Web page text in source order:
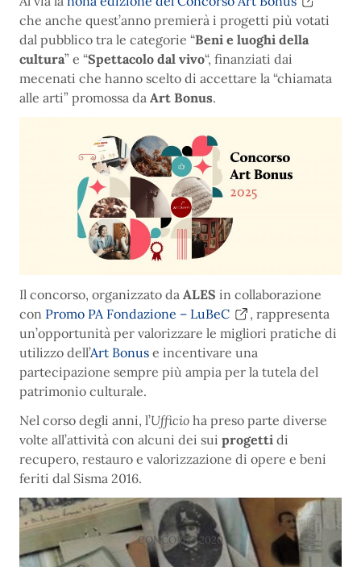
che anche quest’anno premierà i progetti più votati
dal pubblico tra le categorie “Beni e luoghi della
cultura” e “Spettacolo dal vivo“, finanziati dai
mecenati che hanno scelto di accettare la “chiamata
alle arti” promossa da Art Bonus.
Il concorso, organizzato da ALES in collaborazione
con Promo PA Fondazione – LuBeC
, rappresenta
un’opportunità per valorizzare le migliori pratiche di
utilizzo dell’Art Bonus e incentivare una
partecipazione sempre più ampia per la tutela del
patrimonio culturale.
Nel corso degli anni, l’Ufficio ha preso parte diverse
volte all’attività con alcuni dei sui progetti di
recupero, restauro e valorizzazione di opere e beni
feriti dal Sisma 2016.
CONCORSO 2020